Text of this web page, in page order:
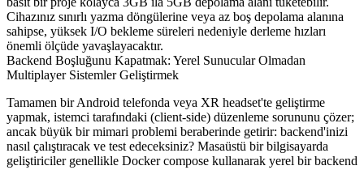
Cihazınız sınırlı yazma döngülerine veya az boş depolama alanına
sahipse, yüksek I/O bekleme süreleri nedeniyle derleme hızları
önemli ölçüde yavaşlayacaktır.
Backend Boşluğunu Kapatmak: Yerel Sunucular Olmadan
Multiplayer Sistemler Geliştirmek
Tamamen bir Android telefonda veya XR headset'te geliştirme
yapmak, istemci tarafındaki (client-side) düzenleme sorununu çözer;
ancak büyük bir mimari problemi beraberinde getirir: backend'inizi
nasıl çalıştıracak ve test edeceksiniz? Masaüstü bir bilgisayarda
geliştiriciler genellikle Docker compose kullanarak yerel bir backend